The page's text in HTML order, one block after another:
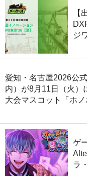
【
ジ
愛知・名古屋2026公
内）が8月11日（火
大会マスコット「ホ
ゲ
ラ